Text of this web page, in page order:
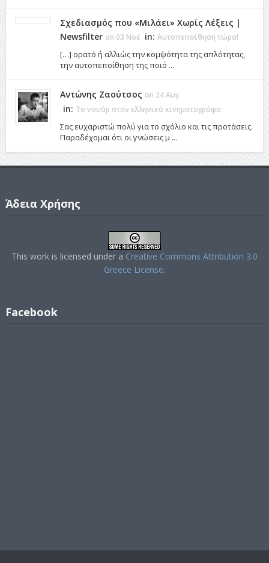
Σχεδιασμός που «Μιλάει» Χωρίς Λέξεις |
Newsfilter on 03 Νοέ in: Αυτοπεποίθηση τώρα!
[…] ορατό ή αλλιώς την κομψότητα της απλότητας,
την αυτοπεποίθηση της ποιό ...
Αντώνης Ζαούτσος on 24 Αυγ
in: Το νουάρ στον ελληνικό κινηματογράφο
Σας ευχαριστώ πολύ για το σχόλιο και τις προτάσεις.
Παραδέχομαι ότι οι γνώσεις μ ...
Άδεια Χρήσης
This work is licensed under a Creative Commons Attribution 3.0
Greece License.
Facebook